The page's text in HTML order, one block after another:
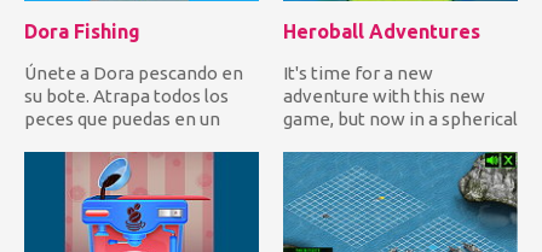
Dora Fishing
Únete a Dora pescando en
su bote. Atrapa todos los
peces que puedas en un
Heroball Adventures
It's time for a new
adventure with this new
game, but now in a spherical
Herob...